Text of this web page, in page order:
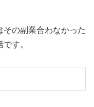
の副業合わなかった
す。